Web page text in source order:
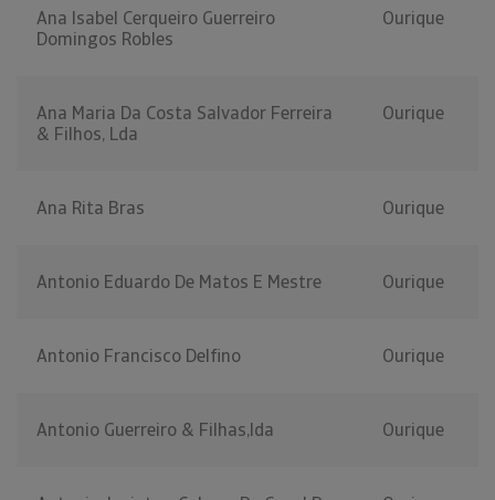
Ana Isabel Cerqueiro Guerreiro
Domingos Robles
Ourique
Ana Maria Da Costa Salvador Ferreira
& Filhos, Lda
Ourique
Ana Rita Bras Ourique
Antonio Eduardo De Matos E Mestre Ourique
Antonio Francisco Delfino Ourique
Antonio Guerreiro & Filhas,lda Ourique